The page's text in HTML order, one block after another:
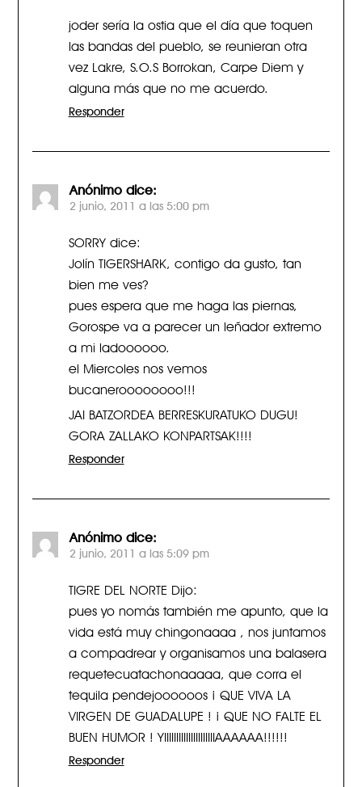
joder sería la ostia que el día que toquen
las bandas del pueblo, se reunieran otra
vez Lakre, S.O.S Borrokan, Carpe Diem y
alguna más que no me acuerdo.
Responder
Anónimo dice:
2 junio, 2011 a las 5:00 pm
SORRY dice:
Jolín TIGERSHARK, contigo da gusto, tan
bien me ves?
pues espera que me haga las piernas,
Gorospe va a parecer un leñador extremo
a mi ladoooooo.
el Miercoles nos vemos
bucaneroooooooo!!!
JAI BATZORDEA BERRESKURATUKO DUGU!
GORA ZALLAKO KONPARTSAK!!!!
Responder
Anónimo dice:
2 junio, 2011 a las 5:09 pm
TIGRE DEL NORTE Dijo:
pues yo nomás también me apunto, que la
vida está muy chingonaaaa , nos juntamos
a compadrear y organisamos una balasera
requetecuatachonaaaaa, que corra el
tequila pendejoooooos ¡ QUE VIVA LA
VIRGEN DE GUADALUPE ! ¡ QUE NO FALTE EL
BUEN HUMOR ! YIIIIIIIIIIIIIIIIIIIIIAAAAAA!!!!!!
Responder